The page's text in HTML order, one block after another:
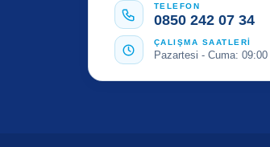
TELEFON
0850 242 07 34
ÇALIŞMA SAATLERİ
Pazartesi - Cuma: